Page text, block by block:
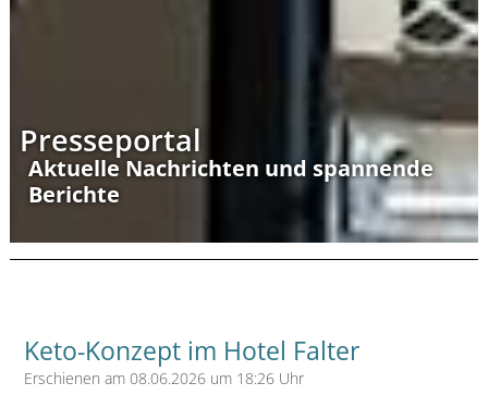
Presseportal
Aktuelle Nachrichten und spannende
Berichte
Keto-Konzept im Hotel Falter
Erschienen am 08.06.2026 um 18:26 Uhr